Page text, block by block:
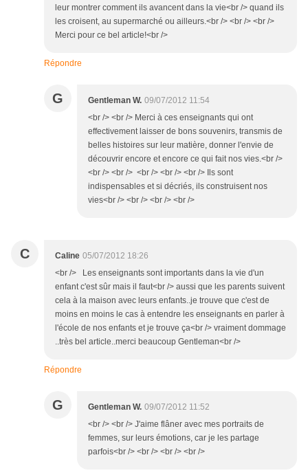
leur montrer comment ils avancent dans la vie<br /> quand ils
les croisent, au supermarché ou ailleurs.<br /> <br /> <br />
Merci pour ce bel article!<br />
Répondre
G Gentleman W. 09/07/2012 11:54
<br /> <br /> Merci à ces enseignants qui ont
effectivement laisser de bons souvenirs, transmis de
belles histoires sur leur matière, donner l'envie de
découvrir encore et encore ce qui fait nos vies.<br />
<br /> <br /> <br /> <br /> <br /> Ils sont
indispensables et si décriés, ils construisent nos
vies<br /> <br /> <br /> <br />
C Caline 05/07/2012 18:26
<br /> Les enseignants sont importants dans la vie d'un
enfant c'est sûr mais il faut<br /> aussi que les parents suivent
cela à la maison avec leurs enfants..je trouve que c'est de
moins en moins le cas à entendre les enseignants en parler à
l'école de nos enfants et je trouve ça<br /> vraiment dommage
..très bel article..merci beaucoup Gentleman<br />
Répondre
G Gentleman W. 09/07/2012 11:52
<br /> <br /> J'aime flâner avec mes portraits de
femmes, sur leurs émotions, car je les partage
parfois<br /> <br /> <br /> <br />